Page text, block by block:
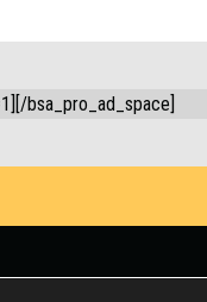
bsa_pro_ad_space]